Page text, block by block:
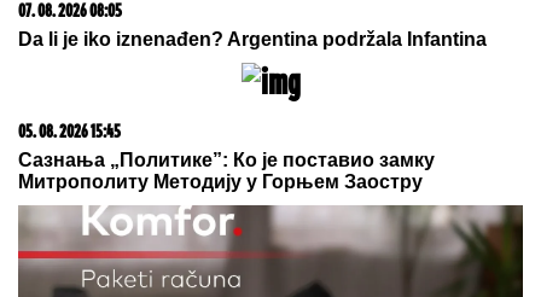
20. 07. 2026 08:04
REGISTRUJ SE UZ PROMO KOD CASINO Preuzmi
1500 BESPLATNIH SPINOVA